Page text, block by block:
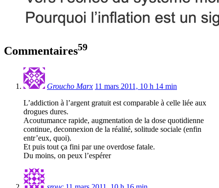
Commentaires59
Groucho Marx 11 mars 2011, 10 h 14 min
L’addiction à l’argent gratuit est comparable à celle liée aux
drogues dures.
Acoutumance rapide, augmentation de la dose quotidienne
continue, deconnexion de la réalité, solitude sociale (enfin
entr’eux, quoi).
Et puis tout ça fini par une overdose fatale.
Du moins, on peux l’espérer